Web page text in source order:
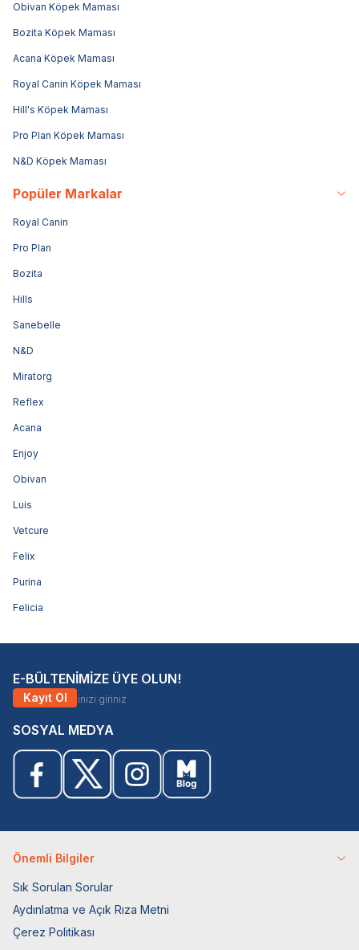
Obivan Köpek Maması
Bozita Köpek Maması
Acana Köpek Maması
Royal Canin Köpek Maması
Hill's Köpek Maması
Pro Plan Köpek Maması
N&D Köpek Maması
Popüler Markalar
Royal Canin
Pro Plan
Bozita
Hills
Sanebelle
N&D
Miratorg
Reflex
Acana
Enjoy
Obivan
Luis
Vetcure
Felix
Purina
Felicia
E-BÜLTENİMİZE ÜYE OLUN!
Kayıt Ol
SOSYAL MEDYA
Önemli Bilgiler
Sık Sorulan Sorular
Aydınlatma ve Açık Rıza Metni
Çerez Politikası